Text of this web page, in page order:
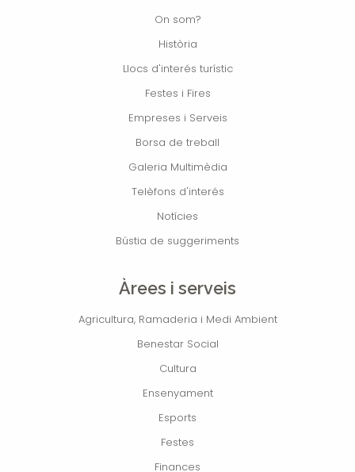
On som?
Història
Llocs d'interés turístic
Festes i Fires
Empreses i Serveis
Borsa de treball
Galeria Multimèdia
Telèfons d'interés
Notícies
Bústia de suggeriments
Àrees i serveis
Agricultura, Ramaderia i Medi Ambient
Benestar Social
Cultura
Ensenyament
Esports
Festes
Finances